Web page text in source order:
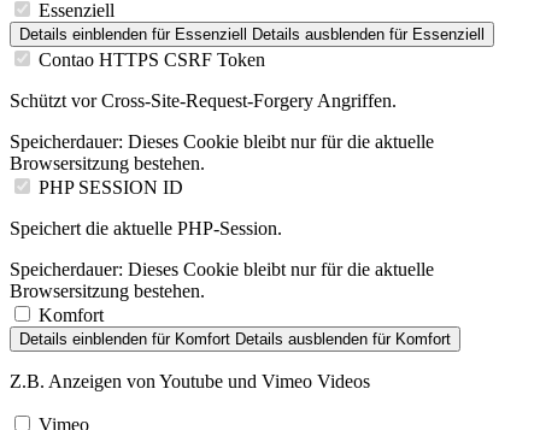
Essenziell
Details einblenden für Essenziell Details ausblenden für Essenziell
Contao HTTPS CSRF Token
Schützt vor Cross-Site-Request-Forgery Angriffen.
Speicherdauer: Dieses Cookie bleibt nur für die aktuelle
Browsersitzung bestehen.
PHP SESSION ID
Speichert die aktuelle PHP-Session.
Speicherdauer: Dieses Cookie bleibt nur für die aktuelle
Browsersitzung bestehen.
Komfort
Details einblenden für Komfort Details ausblenden für Komfort
Z.B. Anzeigen von Youtube und Vimeo Videos
Vimeo